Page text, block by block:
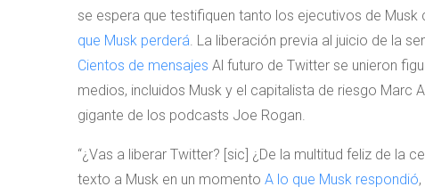
se espera que testifiquen tanto los ejecutivos de
que Musk perderá. La liberación previa al juicio de la
Cientos de mensajes Al futuro de Twitter se unieron
medios, incluidos Musk y el capitalista de riesgo Marc
gigante de los podcasts Joe Rogan.
“¿Vas a liberar Twitter? [sic] ¿De la multitud feliz de la
texto a Musk en un momento A lo que Musk respondió